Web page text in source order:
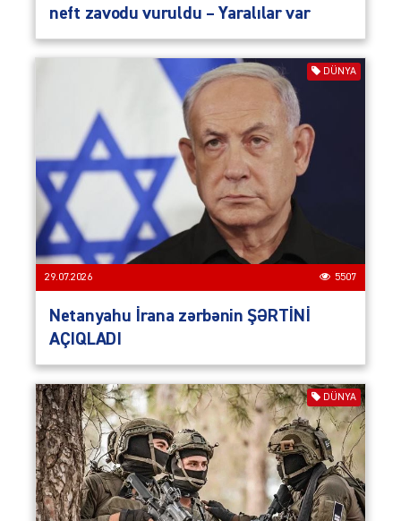
neft zavodu vuruldu – Yaralılar var
DÜNYA
29.07.2026 5507
Netanyahu İrana zərbənin ŞƏRTİNİ
AÇIQLADI
DÜNYA